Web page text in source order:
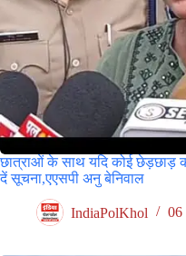
छात्राओं के साथ यदि कोई छेड़छाड़
दें सूचना,एएसपी अनु बेनिवाल
IndiaPolKhol 06